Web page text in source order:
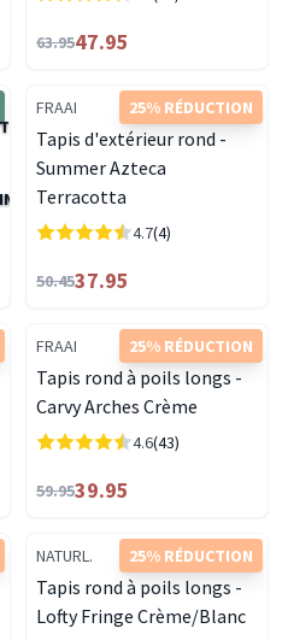
63.9547.95
25% RÉDUCTION
FRAAI
Tapis d'extérieur rond -
Summer Azteca
Terracotta
4.7(4)
50.4537.95
25% RÉDUCTION
FRAAI
Tapis rond à poils longs -
Carvy Arches Crème
4.6(43)
59.9539.95
25% RÉDUCTION
NATURL.
Tapis rond à poils longs -
Lofty Fringe Crème/Blanc